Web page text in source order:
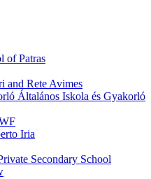
of Patras
and Rete Avimes
Általános Iskola és Gyakorló
Iria
Secondary School